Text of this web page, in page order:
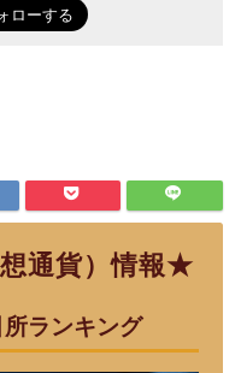
通貨）情報★
ランキング